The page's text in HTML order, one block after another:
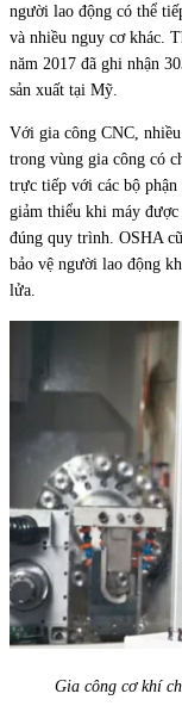
người lao động có thể
và nhiều nguy cơ khác.
năm 2017 đã ghi nhận
sản xuất tại Mỹ.
Với gia công CNC,
trong vùng gia công có
trực tiếp với các bộ
giảm thiểu khi máy được
đúng quy trình. OSHA
bảo vệ người lao động
lửa.
Gia công cơ khí